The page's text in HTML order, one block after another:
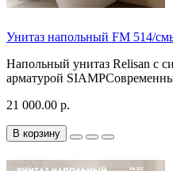
Унитаз напольный FM 514/
Напольный унитаз Relisan с
арматурой
21 000.00 р.
В корзину